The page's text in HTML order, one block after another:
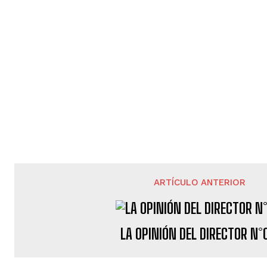
ARTÍCULO ANTERIOR
LA OPINIÓN DEL DIRECTOR